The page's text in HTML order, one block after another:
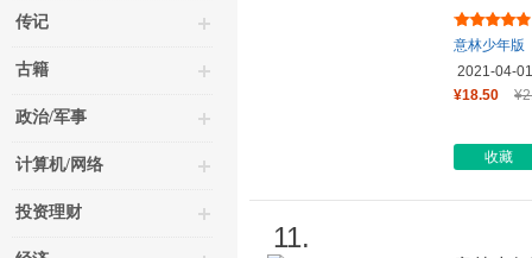
传记
古籍
政治/军事
计算机/网络
投资理财
百零一
意林少年版
2021-04-01
¥18.50
收藏
11.